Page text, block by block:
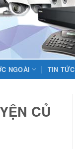
NGOÀI TIN TỨC
CỦ